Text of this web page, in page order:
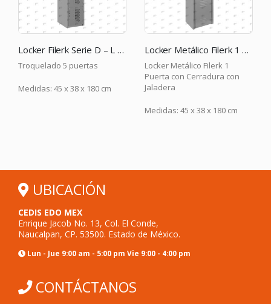
Locker Filerk Serie D – L SD 5GR
Troquelado 5 puertas
Medidas: 45 x 38 x 180 cm
Locker Metálico Filerk 1 Puerta con Cerradura con Jaladera
Locker Metálico Filerk 1
Puerta con Cerradura con
Jaladera
Medidas: 45 x 38 x 180 cm
UBICACIÓN
CEDIS EDO MEX
Enrique Jacob No. 13, Col. El Conde,
Naucalpan, CP. 53500. Estado de México.
Lun - Jue 9:00 am - 5:00 pm Vie 9:00 - 4:00 pm
CONTÁCTANOS